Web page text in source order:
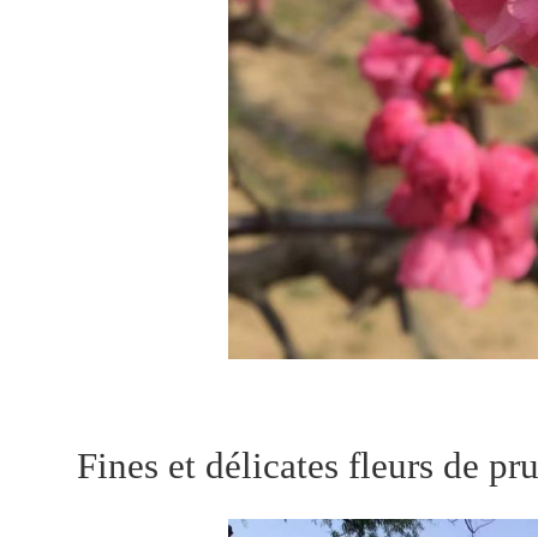
Fines et délicates fleurs de